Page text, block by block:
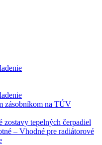
zásobníkom na TÚV
zostavy tepelných čerpadiel
– Vhodné pre radiátorové